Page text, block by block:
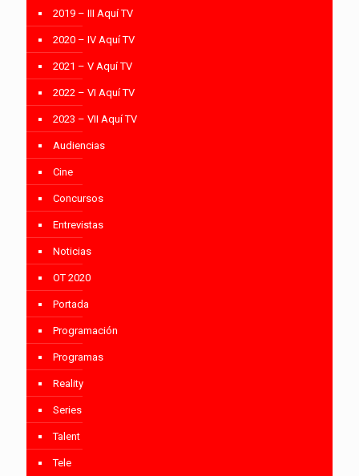
2019 – III Aquí TV
2020 – IV Aquí TV
2021 – V Aquí TV
2022 – VI Aquí TV
2023 – VII Aquí TV
Audiencias
Cine
Concursos
Entrevistas
Noticias
OT 2020
Portada
Programación
Programas
Reality
Series
Talent
Tele